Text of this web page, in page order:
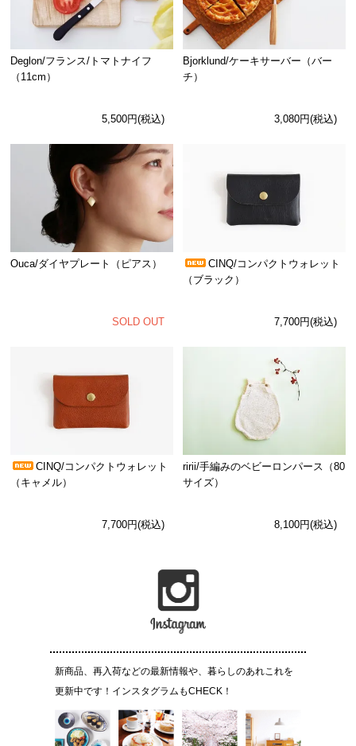
Deglon/フランス/トマトナイフ
（11cm）
5,500円(税込)
Bjorklund/ケーキサーバー（バー
チ）
3,080円(税込)
Ouca/ダイヤプレート（ピアス）
SOLD OUT
CINQ/コンパクトウォレット
（ブラック）
7,700円(税込)
CINQ/コンパクトウォレット
（キャメル）
7,700円(税込)
ririi/手編みのベビーロンパース（80
サイズ）
8,100円(税込)
新商品、再入荷などの最新情報や、暮らしのあれこれを
更新中です！インスタグラムもCHECK！